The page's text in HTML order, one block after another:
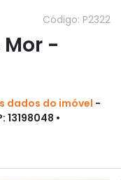
Código: P2322
-
dados do imóvel -
13198048 •